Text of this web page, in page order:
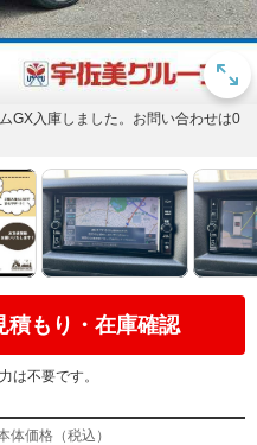
入庫しました。お問い合わせは0
積もり・在庫確認
は不要です。
体価格（税込）